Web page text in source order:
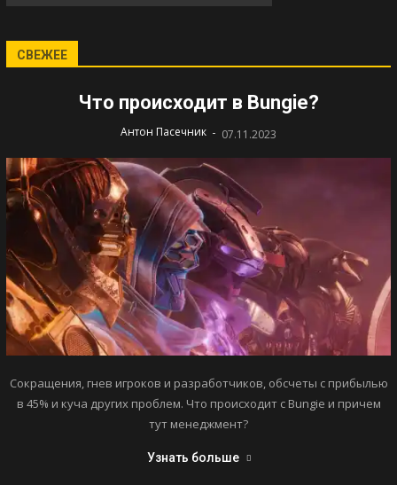
СВЕЖЕЕ
Что происходит в Bungie?
Антон Пасечник - 07.11.2023
Сокращения, гнев игроков и разработчиков, обсчеты с прибылью
в 45% и куча других проблем. Что происходит с Bungie и причем
тут менеджмент?
Узнать больше